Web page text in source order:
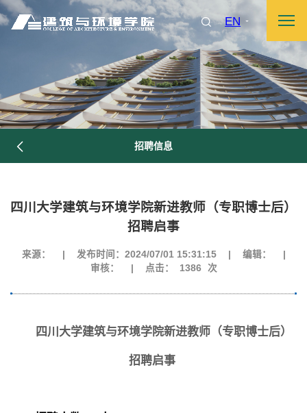
EN
院长致词 学院简介 现任领导 各系介绍
招聘信息
四川大学建筑与环境学院新进教师（专职博士后）
招聘启事
来源： 发布时间：2024/07/01 15:31:15 编辑：
审核：
点击： 1386 次
四川大学建筑与环境学院新进教师（专职博士后）
招聘启事